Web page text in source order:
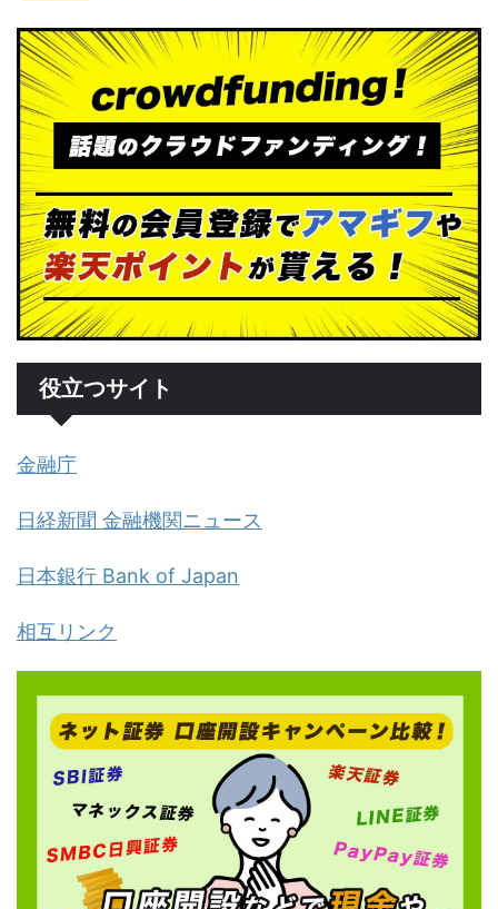
役立つサイト
金融庁
日経新聞 金融機関ニュース
日本銀行 Bank of Japan
相互リンク